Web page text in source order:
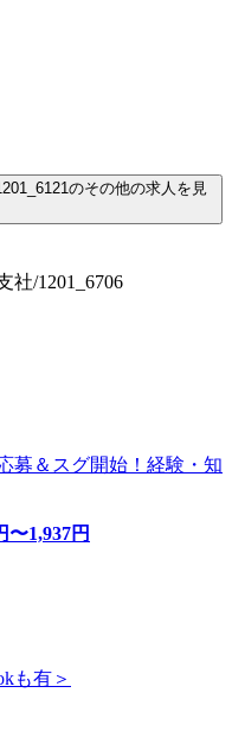
のその他の求人を見
/1201_6706
募＆スグ開始！経験・知
〜1,937円
も有＞